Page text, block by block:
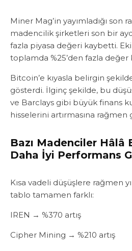
Miner Mag’in yayımladığı son
madencilik şirketleri son bir
fazla piyasa değeri kaybetti‎‎.
toplamda %25’den fazla değer
Bitcoin’e kıyasla belirgin
gösterdi. ‎‎‎İlginç şekilde, bu
ve Barclays gibi büyük finans
hisselerini artırmasına rağmen
Bazı Madenciler Hâlâ
Daha İyi Performans
Kısa vadeli düşüşlere rağmen
tablo tamamen farklı:‎‎
IREN → %370 artış
‎‎Cipher Mining → %210 artış‎‎